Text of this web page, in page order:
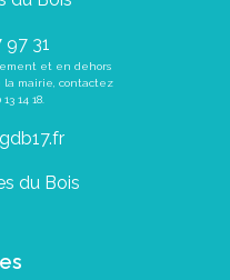
97 31
et en dehors
la mairie, contactez
13 14 18
du Bois